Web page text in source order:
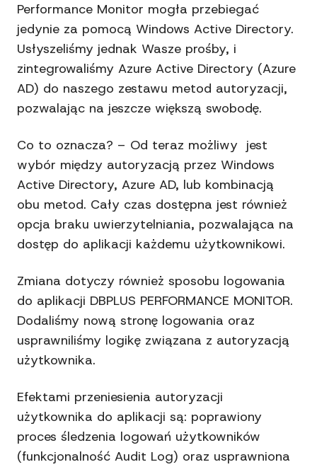
Performance Monitor mogła przebiegać
jedynie za pomocą Windows Active Directory.
Usłyszeliśmy jednak Wasze prośby, i
zintegrowaliśmy Azure Active Directory (Azure
AD) do naszego zestawu metod autoryzacji,
pozwalając na jeszcze większą swobodę.
Co to oznacza? – Od teraz możliwy jest
wybór między autoryzacją przez Windows
Active Directory, Azure AD, lub kombinacją
obu metod. Cały czas dostępna jest również
opcja braku uwierzytelniania, pozwalająca na
dostęp do aplikacji każdemu użytkownikowi.
Zmiana dotyczy również sposobu logowania
do aplikacji DBPLUS PERFORMANCE MONITOR.
Dodaliśmy nową stronę logowania oraz
usprawniliśmy logikę związana z autoryzacją
użytkownika.
Efektami przeniesienia autoryzacji
użytkownika do aplikacji są: poprawiony
proces śledzenia logowań użytkowników
(funkcjonalność Audit Log) oraz usprawniona